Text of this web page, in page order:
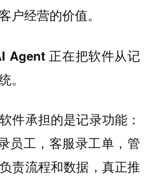
户经营的价值。
Agent 正在把软件从记
。
件承担的是记录功能：
员工，客服录工单，管
责流程和数据，真正推